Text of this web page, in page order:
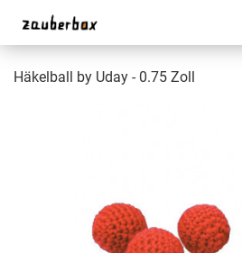
Häkelball by Uday - 0.75 Zoll